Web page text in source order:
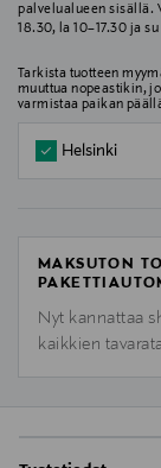
palvelualueen sisällä.
18.30, la 10–17.30 ja
Tarkista tuotteen
muuttua nopeastikin,
varmistaa paikan
Helsinki
MAKSUTON
Nyt kannattaa
kaikkien